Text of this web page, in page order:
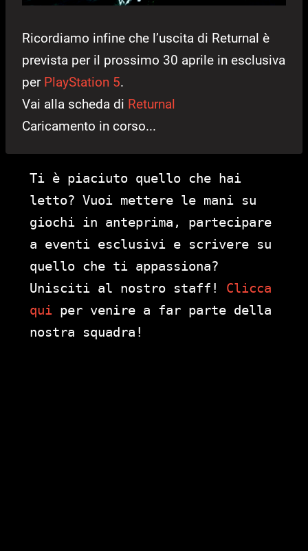
Ricordiamo infine che l’uscita di Returnal è
prevista per il prossimo 30 aprile in esclusiva
per PlayStation 5.
Vai alla scheda di Returnal
Caricamento in corso...
Ti è piaciuto quello che hai
letto? Vuoi mettere le mani su
giochi in anteprima, partecipare
a eventi esclusivi e scrivere su
quello che ti appassiona?
Unisciti al nostro staff! Clicca
qui per venire a far parte della
nostra squadra!